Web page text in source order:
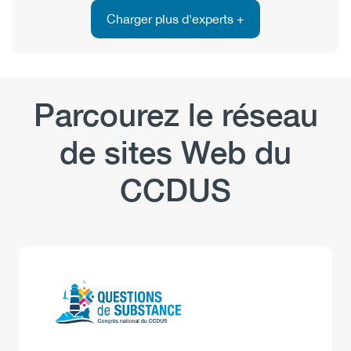
Charger plus d'experts +
Parcourez le réseau
de sites Web du
CCDUS